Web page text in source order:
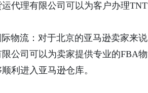
运代理有限公司可以为客户办理
物流：对于北京的亚马逊卖家来
公司可以为卖家提供专业的FBA
利进入亚马逊仓库。